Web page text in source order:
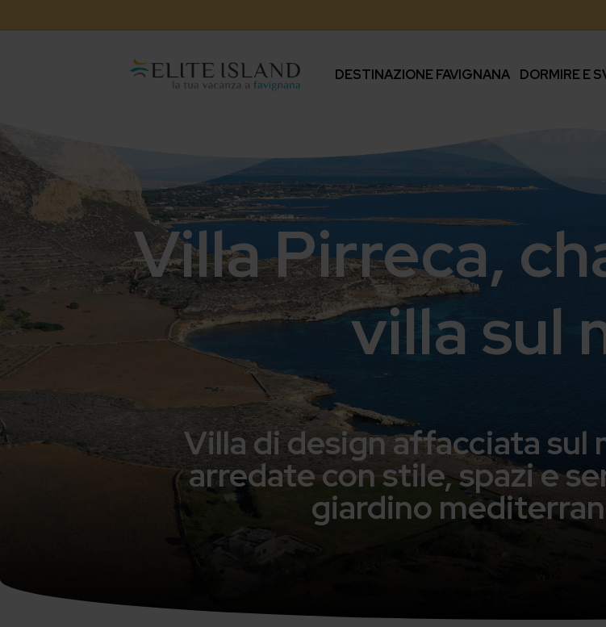
DESTINAZIONE FAVIGNANA DORMIRE E
Villa Pirreca,
villa sul
Villa di design affacciata sul
arredate con stile, spazi e
giardino